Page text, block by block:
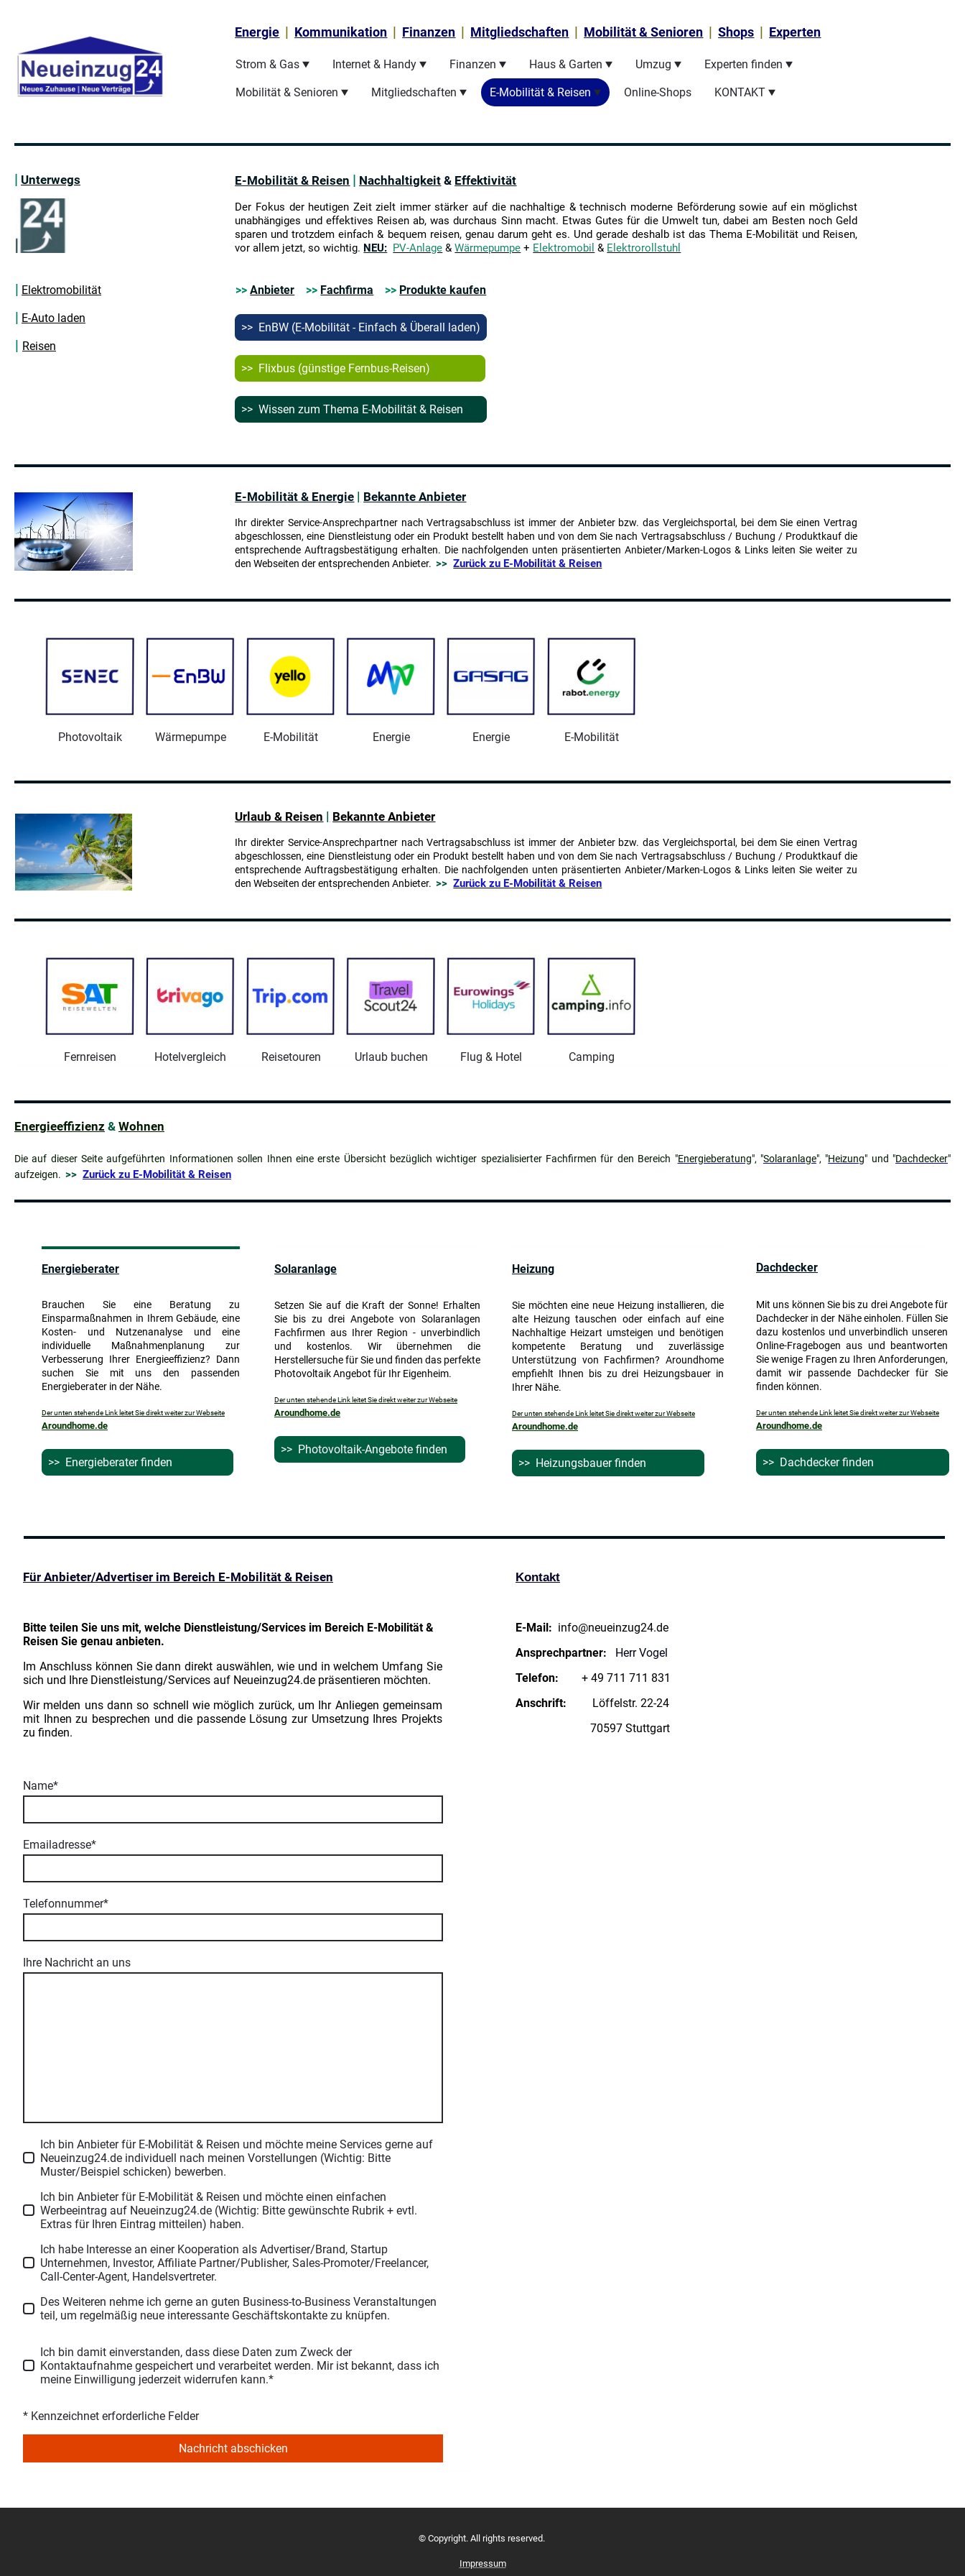
Energie | Kommunikation | Finanzen | Mitgliedschaften | Mobilität & Senioren | Shops | Experten
Strom & Gas Internet & Handy Finanzen Haus & Garten Umzug Experten finden
Mobilität & Senioren Mitgliedschaften E-Mobilität & Reisen Online-Shops KONTAKT
| Unterwegs
| Elektromobilität
| E-Auto laden
| Reisen
E-Mobilität & Reisen | Nachhaltigkeit & Effektivität
Der Fokus der heutigen Zeit zielt immer stärker auf die nachhaltige & technisch moderne Beförderung sowie auf ein möglichst
unabhängiges und effektives Reisen ab, was durchaus Sinn macht. Etwas Gutes für die Umwelt tun, dabei am Besten noch Geld
sparen und trotzdem einfach & bequem reisen, genau darum geht es. Und gerade deshalb ist das Thema E-Mobilität und Reisen,
vor allem jetzt, so wichtig. NEU: PV-Anlage &Wärmepumpe + Elektromobil & Elektrorollstuhl
>> Anbieter >> Fachfirma >> Produkte kaufen
>> EnBW (E-Mobilität - Einfach & Überall laden)
>> Flixbus (günstige Fernbus-Reisen)
>> Wissen zum Thema E-Mobilität & Reisen
E-Mobilität & Energie | Bekannte Anbieter
Ihr direkter Service-Ansprechpartner nach Vertragsabschluss ist immer der Anbieter bzw. das Vergleichsportal, bei dem Sie einen Vertrag
abgeschlossen, eine Dienstleistung oder ein Produkt bestellt haben und von dem Sie nach Vertragsabschluss / Buchung / Produktkauf die
entsprechende Auftragsbestätigung erhalten. Die nachfolgenden unten präsentierten Anbieter/Marken-Logos & Links leiten Sie weiter zu
den Webseiten der entsprechenden Anbieter. >> Zurück zu E-Mobilität & Reisen
Photovoltaik Wärmepumpe E-Mobilität Energie Energie E-Mobilität
Urlaub & Reisen | Bekannte Anbieter
Ihr direkter Service-Ansprechpartner nach Vertragsabschluss ist immer der Anbieter bzw. das Vergleichsportal, bei dem Sie einen Vertrag
abgeschlossen, eine Dienstleistung oder ein Produkt bestellt haben und von dem Sie nach Vertragsabschluss / Buchung / Produktkauf die
entsprechende Auftragsbestätigung erhalten. Die nachfolgenden unten präsentierten Anbieter/Marken-Logos & Links leiten Sie weiter zu
den Webseiten der entsprechenden Anbieter. >> Zurück zu E-Mobilität & Reisen
Fernreisen Hotelvergleich Reisetouren Urlaub buchen Flug & Hotel Camping
Energieeffizienz & Wohnen
Die auf dieser Seite aufgeführten Informationen sollen Ihnen eine erste Übersicht bezüglich wichtiger spezialisierter Fachfirmen für den Bereich "Energieberatung", "Solaranlage", "Heizung" und "Dachdecker"
aufzeigen. >> Zurück zu E-Mobilität & Reisen
Energieberater
Brauchen Sie eine Beratung zu
Einsparmaßnahmen in Ihrem Gebäude, eine
Kosten- und Nutzenanalyse und eine
individuelle Maßnahmenplanung zur
Verbesserung Ihrer Energieeffizienz? Dann
suchen Sie mit uns den passenden
Energieberater in der Nähe.
Der unten stehende Link leitet Sie direkt weiter zur Webseite
Aroundhome.de
>> Energieberater finden
Solaranlage
Setzen Sie auf die Kraft der Sonne! Erhalten
Sie bis zu drei Angebote von Solaranlagen
Fachfirmen aus Ihrer Region - unverbindlich
und kostenlos. Wir übernehmen die
Herstellersuche für Sie und finden das perfekte
Photovoltaik Angebot für Ihr Eigenheim.
Der unten stehende Link leitet Sie direkt weiter zur Webseite
Aroundhome.de
>> Photovoltaik-Angebote finden
Heizung
Sie möchten eine neue Heizung installieren, die
alte Heizung tauschen oder einfach auf eine
Nachhaltige Heizart umsteigen und benötigen
kompetente Beratung und zuverlässige
Unterstützung von Fachfirmen? Aroundhome
empfiehlt Ihnen bis zu drei Heizungsbauer in
Ihrer Nähe.
Der unten stehende Link leitet Sie direkt weiter zur Webseite
Aroundhome.de
>> Heizungsbauer finden
Dachdecker
Mit uns können Sie bis zu drei Angebote für
Dachdecker in der Nähe einholen. Füllen Sie
dazu kostenlos und unverbindlich unseren
Online-Fragebogen aus und beantworten
Sie wenige Fragen zu Ihren Anforderungen,
damit wir passende Dachdecker für Sie
finden können.
Der unten stehende Link leitet Sie direkt weiter zur Webseite
Aroundhome.de
>> Dachdecker finden
Für Anbieter/Advertiser im Bereich E-Mobilität & Reisen
Bitte teilen Sie uns mit, welche Dienstleistung/Services im Bereich E-Mobilität &
Reisen Sie genau anbieten.
Im Anschluss können Sie dann direkt auswählen, wie und in welchem Umfang Sie
sich und Ihre Dienstleistung/Services auf Neueinzug24.de präsentieren möchten.
Wir melden uns dann so schnell wie möglich zurück, um Ihr Anliegen gemeinsam
mit Ihnen zu besprechen und die passende Lösung zur Umsetzung Ihres Projekts
zu finden.
Name*
Emailadresse*
Telefonnummer*
Ihre Nachricht an uns
Ich bin Anbieter für E-Mobilität & Reisen und möchte meine Services gerne auf
Neueinzug24.de individuell nach meinen Vorstellungen (Wichtig: Bitte
Muster/Beispiel schicken) bewerben.
Ich bin Anbieter für E-Mobilität & Reisen und möchte einen einfachen
Werbeeintrag auf Neueinzug24.de (Wichtig: Bitte gewünschte Rubrik + evtl.
Extras für Ihren Eintrag mitteilen) haben.
Ich habe Interesse an einer Kooperation als Advertiser/Brand, Startup
Unternehmen, Investor, Affiliate Partner/Publisher, Sales-Promoter/Freelancer,
Call-Center-Agent, Handelsvertreter.
Des Weiteren nehme ich gerne an guten Business-to-Business Veranstaltungen
teil, um regelmäßig neue interessante Geschäftskontakte zu knüpfen.
Ich bin damit einverstanden, dass diese Daten zum Zweck der
Kontaktaufnahme gespeichert und verarbeitet werden. Mir ist bekannt, dass ich
meine Einwilligung jederzeit widerrufen kann.*
* Kennzeichnet erforderliche Felder
Nachricht abschicken
Kontakt
E-Mail: info@neueinzug24.de
Ansprechpartner:
Herr Vogel
Telefon: + 49 711 711 831
Anschrift: Löffelstr. 22-24
70597 Stuttgart
© Copyright. All rights reserved.
Impressum